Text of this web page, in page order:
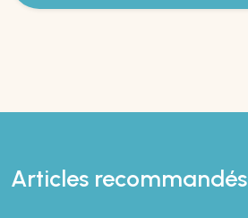
Articles recommandés